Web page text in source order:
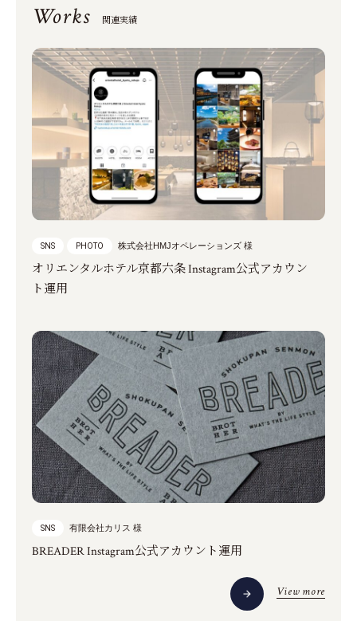
Works 関連実績
SNS PHOTO 株式会社HMJオペレーションズ 様
オリエンタルホテル京都六条 Instagram公式アカウン
ト運用
SNS 有限会社カリス 様
BREADER Instagram公式アカウント運用
View more